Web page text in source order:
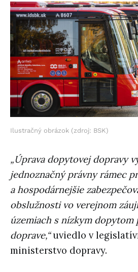
Ilustračný obrázok (zdroj: BSK)
„Úprava dopytovej dopravy
jednoznačný právny rámec
a hospodárnejšie
obslužnosti vo verejnom
územiach s nízkym dopytom
doprave,“uviedlo v
ministerstvo dopravy.